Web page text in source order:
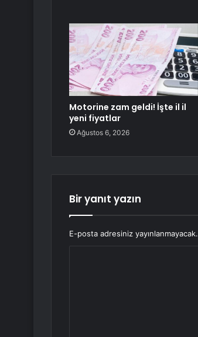
Motorine zam geldi! İşte il il
yeni fiyatlar
Ağustos 6, 2026
Bir yanıt yazın
E-posta adresiniz yayınlanmayacak.